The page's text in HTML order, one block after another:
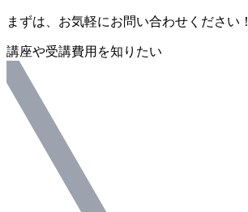
まずは、お気軽にお問い合わせください！
講座や受講費用を知りたい